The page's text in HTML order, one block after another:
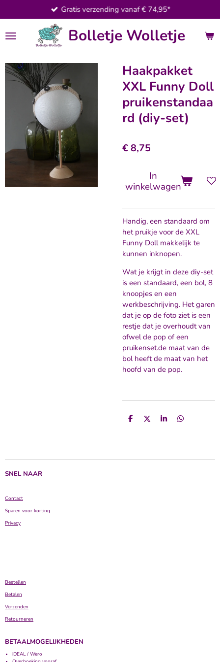
direct
naar
de
Bolletje Wolletje
Gratis verzending vanaf € 74,95*
Haakpakket
XXL Funny Doll
pruikenstandaa
rd (diy-set)
€ 8,75
In
winkelwagen
Handig, een standaard om
het pruikje voor de XXL
Funny Doll makkelijk te
kunnen inknopen.
Wat je krijgt in deze diy-set
is een standaard, een bol, 8
knoopjes en een
werkbeschrijving. Het garen
dat je op de foto ziet is een
restje dat je overhoudt van
ofwel de pop of een
pruikenset.de maat van de
bol heeft de maat van het
hoofd van de pop.
D
D
S
D
SNEL NAAR
Contact
Sparen voor korting
Privacy
Bestellen
Betalen
Verzenden
Retourneren
BETAALMOGELIJKHEDEN
iDEAL / Wero